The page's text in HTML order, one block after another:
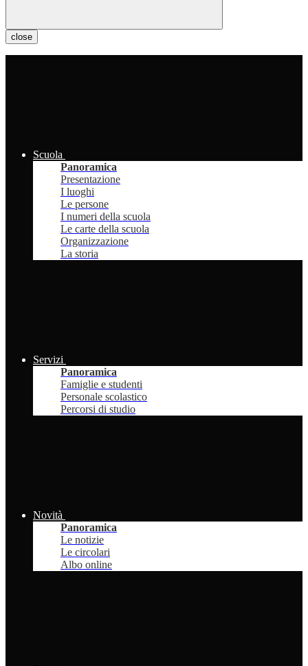
close
Scuola
Panoramica
Presentazione
I luoghi
Le persone
I numeri della scuola
Le carte della scuola
Organizzazione
La storia
Servizi
Panoramica
Famiglie e studenti
Personale scolastico
Percorsi di studio
Novità
Panoramica
Le notizie
Le circolari
Albo online